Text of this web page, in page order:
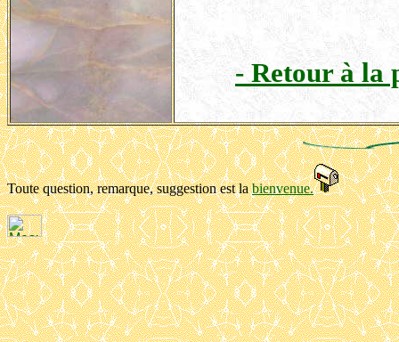
- Retour à la
Toute question, remarque, suggestion est labienvenue.